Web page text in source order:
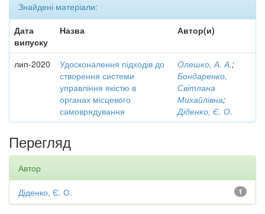
Знайдені матеріали:
Дата
випуску
Назва Автор(и)
лип-2020
Удосконалення підходів до
створення системи
управління якістю в
органах місцевого
самоврядування
Олешко, А. А.;
Бондаренко,
Світлана
Михайлівна;
Діденко, Є. О.
Перегляд
Автор
1
Діденко, Є. О.